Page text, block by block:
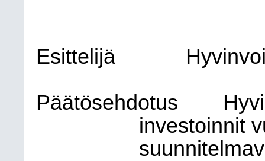
Esittelijä
Päätösehdotus
investoinnit